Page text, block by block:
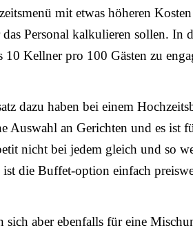
mit etwas höheren
Personal kalkulieren sollen. In
10 Kellner pro 100 Gästen zu
dazu haben bei einem
Auswahl an Gerichten und es ist
nicht bei jedem gleich und so
die Buffet-option einfach
sich aber ebenfalls für eine